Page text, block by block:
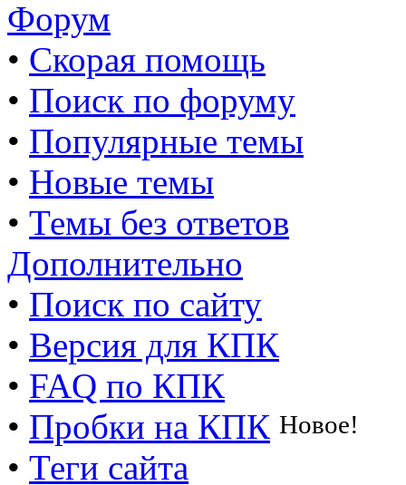
Форум
• Скорая помощь
• Поиск по форуму
• Популярные темы
• Новые темы
• Темы без ответов
Дополнительно
• Поиск по сайту
• Версия для КПК
• FAQ по КПК
• Пробки на КПК Новое!
• Теги сайта